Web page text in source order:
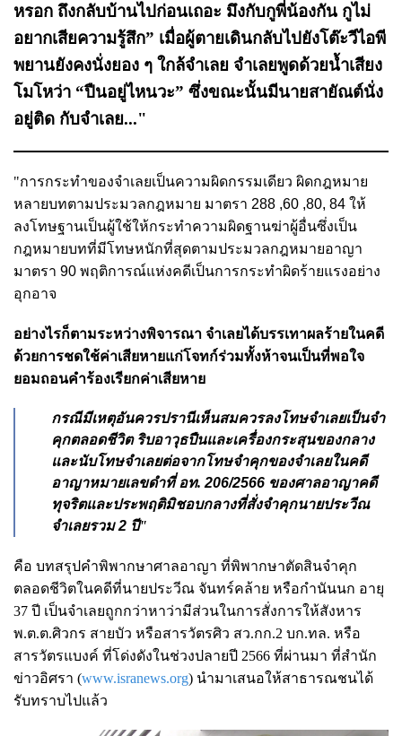
หรอก ถึงกลับบ้านไปก่อนเถอะ มึงกับกูพี่น้องกัน กูไม่
อยากเสียความรู้สึก” เมื่อผู้ตายเดินกลับไปยังโต๊ะวีไอพี
พยานยังคงนั่งยอง ๆ ใกล้จําเลย จําเลยพูดด้วยน้ำเสียง
โมโหว่า “ปืนอยู่ไหนวะ” ซึ่งขณะนั้นมีนายสายัณต์นั่ง
อยู่ติด กับจําเลย..."
"การกระทำของจำเลยเป็นความผิดกรรมเดียว ผิดกฎหมาย
หลายบทตามประมวลกฎหมาย มาตรา 288 ,60 ,80, 84 ให้
ลงโทษฐานเป็นผู้ใช้ให้กระทำความผิดฐานฆ่าผู้อื่นซึ่งเป็น
กฎหมายบทที่มีโทษหนักที่สุดตามประมวลกฎหมายอาญา
มาตรา 90 พฤติการณ์แห่งคดีเป็นการกระทำผิดร้ายแรงอย่าง
อุกอาจ
อย่างไรก็ตามระหว่างพิจารณา จำเลยได้บรรเทาผลร้ายในคดี
ด้วยการชดใช้ค่าเสียหายแก่โจทก์ร่วมทั้งห้าจนเป็นที่พอใจ
ยอมถอนคำร้องเรียกค่าเสียหาย
กรณีมีเหตุอันควรปรานีเห็นสมควรลงโทษจำเลยเป็นจำ
คุกตลอดชีวิต ริบอาวุธปืนและเครื่องกระสุนของกลาง
และนับโทษจำเลยต่อจากโทษจำคุกของจำเลยในคดี
อาญาหมายเลขดำที่ อท. 206/2566 ของศาลอาญาคดี
ทุจริตและประพฤติมิชอบกลางที่สั่งจำคุกนายประวีณ
จำเลยรวม2 ปี"
คือ บทสรุปคำพิพากษาศาลอาญา ที่พิพากษาตัดสินจำคุก
ตลอดชีวิตในคดีที่นายประวีณ จันทร์คล้าย หรือกำนันนก อายุ
37 ปี เป็นจำเลยถูกกว่าหาว่ามีส่วนในการสั่งการให้สังหาร
พ.ต.ต.ศิวกร สายบัว หรือสารวัตรศิว สว.กก.2 บก.ทล. หรือ
สารวัตรแบงค์ ที่โด่งดังในช่วงปลายปี 2566 ที่ผ่านมา ที่สำนัก
ข่าวอิศรา (www.isranews.org) นำมาเสนอให้สาธารณชนได้
รับทราบไปแล้ว